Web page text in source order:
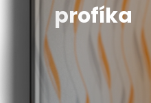
profíka